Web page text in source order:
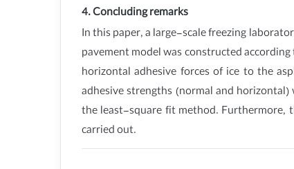
4. Concluding remarks
In this paper, a large-scale freezing
pavement model was constructed
horizontal adhesive forces of ice to the
adhesive strengths (normal and
the least-square fit method. Furthermore,
carried out.